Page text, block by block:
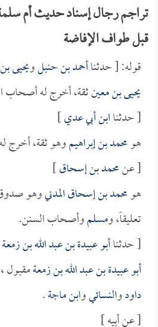
تراجم رجال إسناد حديث أم
قبل طواف الإفاضة
قوله: [ حدثناأحمد بن حنبلويحيى
يحيى بن معينثقة، أخرج له أصحاب
[ حدثناابن أبي عدي]
هومحمد بن إبراهيموهو ثقة، أخرج
[ عنمحمد بن إسحاق]
هومحمد بن إسحاق المدنيوهو
تعليقاً، ومسلموأصحاب السنن.
[ حدثناأبو عبيدة بن عبد الله بن زمعة
أبو عبيدة بن عبد الله بن زمعةمقبول
داودوالنسائيوابن ماجة.
[ عن أبيه ]